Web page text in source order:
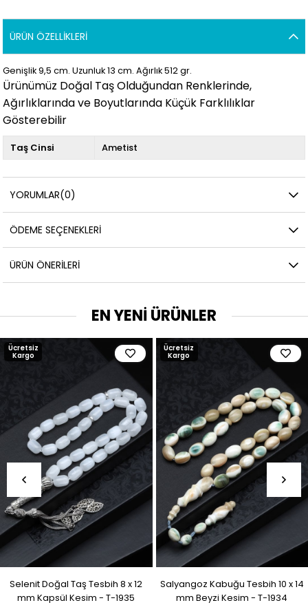
ÜRÜN ÖZELLIKLERI
Genişlik 9,5 cm.Uzunluk 13 cm.Ağırlık 512 gr.
Ürünümüz Doğal Taş Olduğundan Renklerinde,
Ağırlıklarında ve Boyutlarında Küçük Farklılıklar
Gösterebilir
Taş Cinsi Ametist
YORUMLAR(0)
ÖDEME SEÇENEKLERI
ÜRÜN ÖNERILERI
EN YENİ ÜRÜNLER
Selenit Doğal Taş Tesbih 8 x 12
mm Kapsül Kesim - T-1935
Ücretsiz
Kargo
Salyangoz Kabuğu Tesbih 10 x 14
mm Beyzi Kesim - T-1934
Ücretsiz
Kargo